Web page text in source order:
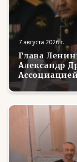
7 августа 2026 г.
Глава
Александр